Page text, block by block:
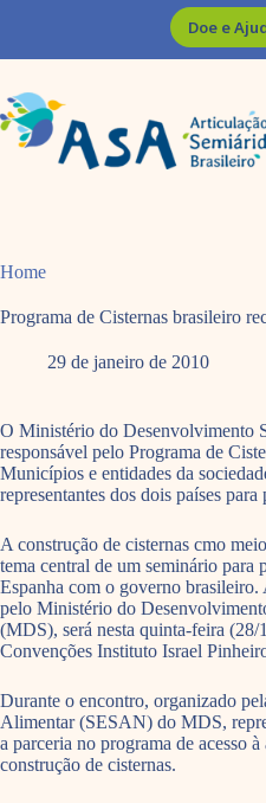
Doe e
Home
Programa de Cisternas brasileiro
29 de janeiro de 2010
O Ministério do Desenvolvimento
responsável pelo Programa de
Municípios e entidades da
representantes dos dois países
A construção de cisternas cmo
tema central de um seminário para
Espanha com o governo
pelo Ministério do
(MDS), será nesta quinta-feira
Convenções Instituto Israel
Durante o encontro, organizado
Alimentar (SESAN) do MDS,
a parceria no programa de acesso
construção de cisternas.